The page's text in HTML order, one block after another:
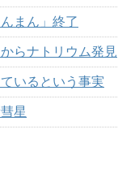
まん」終了
らナトリウム発見
いるという事実
星